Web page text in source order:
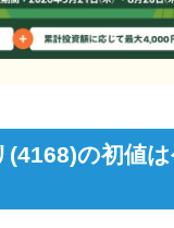
(4168)の初値